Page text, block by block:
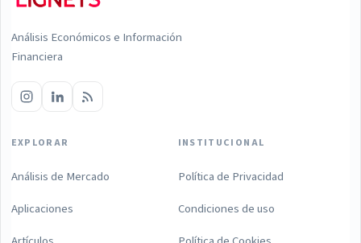
Análisis Económicos e Información
Financiera
EXPLORAR
Análisis de Mercado
Aplicaciones
INSTITUCIONAL
Política de Privacidad
Condiciones de uso